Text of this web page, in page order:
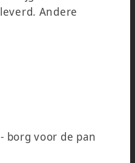
Andere
borg voor de pan